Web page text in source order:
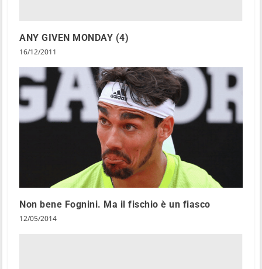
ANY GIVEN MONDAY (4)
16/12/2011
Non bene Fognini. Ma il fischio è un fiasco
12/05/2014